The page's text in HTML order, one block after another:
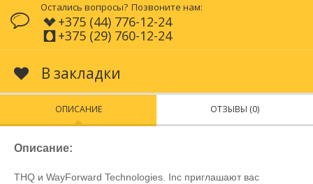
Остались вопросы? Позвоните нам:
+375 (44) 776-12-24
+375 (29) 760-12-24
В закладки
ОПИСАНИЕ ОТЗЫВЫ (0)
Описание:
THQ и WayForward Technologies. Inc приглашают вас